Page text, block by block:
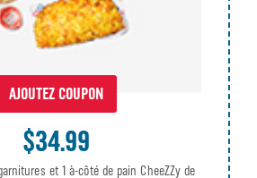
AJOUTEZ COUPON
$34.99
et 1 à-côté de pain CheeZZy de